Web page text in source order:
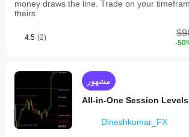
key
support/resistance
inform
exit
decisions.
ملف تعريف المؤشر
فئة
المؤشر
الاتجاه
money draws the line. Trade on your
theirs
4.5 (2)
-
مشهور
All-in-One Session
Dineshkumar_FX